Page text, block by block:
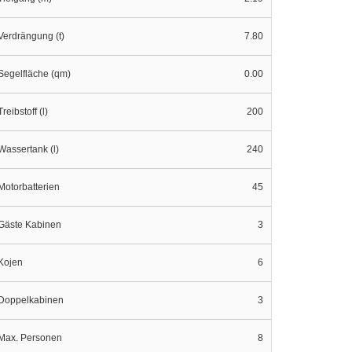
(t) 7.80
(qm) 0.00
(l) 200
(l) 240
45
Kabinen 3
6
3
Personen 8